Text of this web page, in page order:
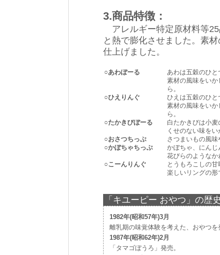
3.商品特徴：
アレルギー特定原材料等
と熱で膨化させました。素
仕上げました。
○あわぼーる
あわは五穀のひ
素材の風味をい
ら。
○ひえりんぐ
ひえは五穀のひ
素材の風味をい
ら。
○たかきびぼーる
白たかきびは小
くせのない味を
○おさつちっぷ
さつまいもの風
○かぼちゃちっぷ
かぼちゃ、にん
花びらのような
○こーんりんぐ
とうもろこしの
楽しいリングの
「キユーピー おやつ」の歴
1982年(昭和57年)3月
離乳期の味覚体験を考えた、おやつを
1987年(昭和62年)2月
「タマゴぼうろ」発売。